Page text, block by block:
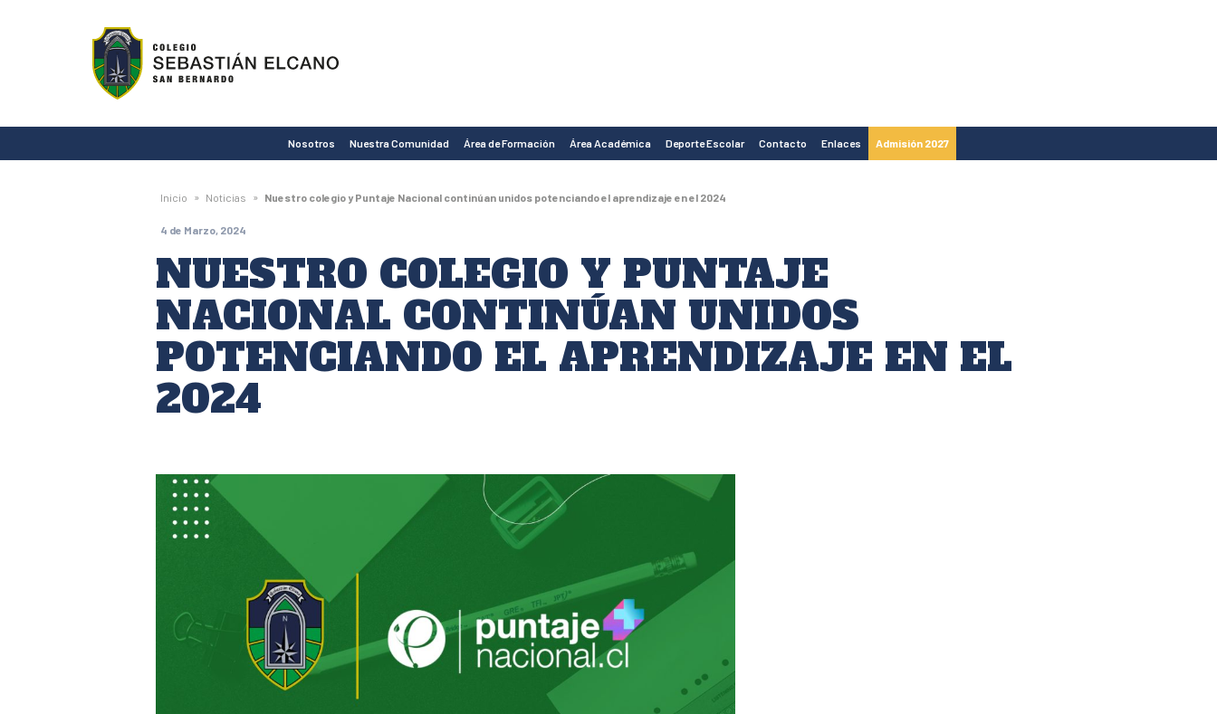
Colegio
Sebastián
Elcano
de
San
Bernardo
Nosotros Nuestra Comunidad Área de Formación Área Académica Deporte Escolar Contacto Enlaces Admisión 2027
Inicio » Noticias » Nuestro colegio y Puntaje Nacional continúan unidos potenciando el aprendizaje en el 2024
4 de Marzo, 2024
NUESTRO COLEGIO Y PUNTAJE
NACIONAL CONTINÚAN UNIDOS
POTENCIANDO EL APRENDIZAJE EN EL
2024